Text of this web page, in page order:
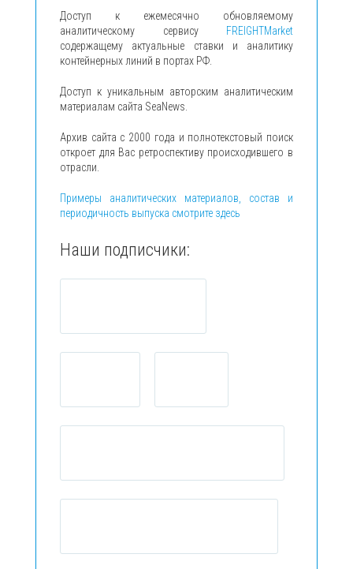
Доступ к ежемесячно обновляемому
аналитическому сервису FREIGHTMarket
содержащему актуальные ставки и аналитику
контейнерных линий в портах РФ.
Доступ к уникальным авторским аналитическим
материалам сайта SeaNews.
Архив сайта с 2000 года и полнотекстовый поиск
откроет для Вас ретроспективу происходившего в
отрасли.
Примеры аналитических материалов, состав и
периодичность выпуска смотрите здесь
Наши подписчики: